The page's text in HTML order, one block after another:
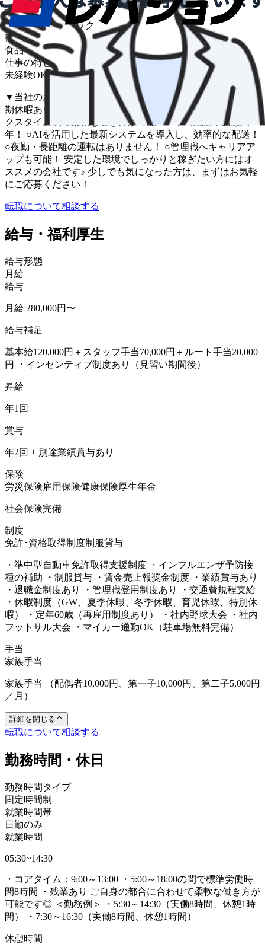
車種
準中型･中型トラック
輸送品目
食品・飲料・菓子
仕事の特色
未経験OK 車通勤OK
▼当社のおすすめポイント ○GW、夏休み、年末年始など長
期休暇あり！ ○賞与年2回に加えて業績賞与あり！ ○フレッ
クスタイム制で柔軟な働き方が可能！ ○平均勤続年数は約12
年！ ○AIを活用した最新システムを導入し、効率的な配送！
○夜勤・長距離の運転はありません！ ○管理職へキャリアア
ップも可能！ 安定した環境でしっかりと稼ぎたい方にはオ
ススメの会社です♪ 少しでも気になった方は、まずはお気軽
にご応募ください！
転職について相談する
給与・福利厚生
給与形態
月給
給与
月給 280,000円〜
給与補足
基本給120,000円＋スタッフ手当70,000円＋ルート手当20,000
円 ・インセンティブ制度あり（見習い期間後）
昇給
年1回
賞与
年2回 + 別途業績賞与あり
保険
労災保険雇用保険健康保険厚生年金
社会保険完備
制度
免許･資格取得制度制服貸与
・準中型自動車免許取得支援制度 ・インフルエンザ予防接
種の補助 ・制服貸与 ・賃金売上報奨金制度 ・業績賞与あり
・退職金制度あり ・管理職登用制度あり ・交通費規程支給
・休暇制度（GW、夏季休暇、冬季休暇、育児休暇、特別休
暇） ・定年60歳（再雇用制度あり） ・社内野球大会 ・社内
フットサル大会 ・マイカー通勤OK（駐車場無料完備）
手当
家族手当
家族手当 （配偶者10,000円、第一子10,000円、第二子5,000円
／月）
詳細を閉じる
転職について相談する
勤務時間・休日
勤務時間タイプ
固定時間制
就業時間帯
日勤のみ
就業時間
05:30~14:30
・コアタイム：9:00～13:00 ・5:00～18:00の間で標準労働時
間8時間 ・残業あり ご自身の都合に合わせて柔軟な働き方が
可能です◎ ＜勤務例＞ ・5:30～14:30（実働8時間、休憩1時
間） ・7:30～16:30（実働8時間、休憩1時間）
休憩時間